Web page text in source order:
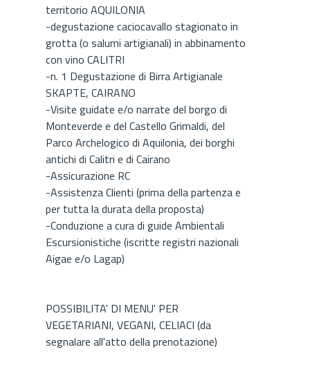
territorio AQUILONIA
-degustazione caciocavallo stagionato in
grotta (o salumi artigianali) in abbinamento
con vino CALITRI
-n. 1 Degustazione di Birra Artigianale
SKAPTE, CAIRANO
-Visite guidate e/o narrate del borgo di
Monteverde e del Castello Grimaldi, del
Parco Archelogico di Aquilonia, dei borghi
antichi di Calitri e di Cairano
-Assicurazione RC
-Assistenza Clienti (prima della partenza e
per tutta la durata della proposta)
-Conduzione a cura di guide Ambientali
Escursionistiche (iscritte registri nazionali
Aigae e/o Lagap)
POSSIBILITA' DI MENU' PER
VEGETARIANI, VEGANI, CELIACI (da
segnalare all'atto della prenotazione)